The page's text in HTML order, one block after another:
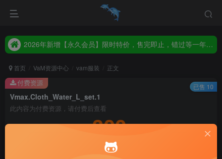
2026年新增【永久会员】限时特价，售完即止，错过等一年！！！
2026年新增【永久会员】限时特价，售完即止，错过等一年！！！
首页 VaM资源中心 vam服装 正文
Vmax.Cloth_Water_L_set.1
此内容为付费资源，请付费后查看
300
付费资源 已售 10